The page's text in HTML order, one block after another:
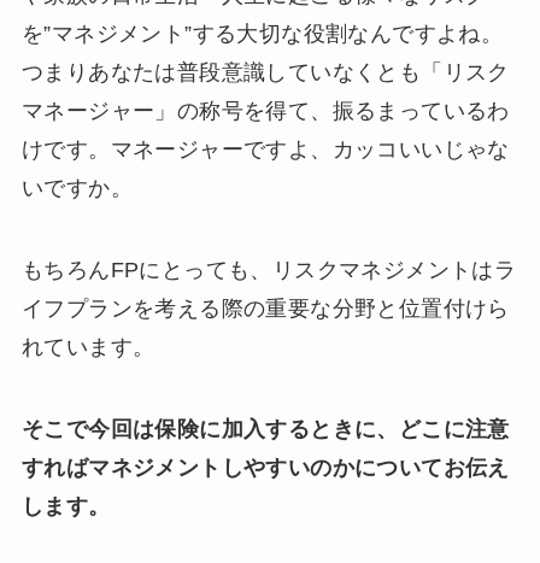
を”マネジメント”する大切な役割なんですよね。
つまりあなたは普段意識していなくとも「リスク
マネージャー」の称号を得て、振るまっているわ
けです。マネージャーですよ、カッコいいじゃな
いですか。
もちろんFPにとっても、リスクマネジメントはラ
イフプランを考える際の重要な分野と位置付けら
れています。
そこで今回は保険に加入するときに、どこに注意
すればマネジメントしやすいのかについてお伝え
します。